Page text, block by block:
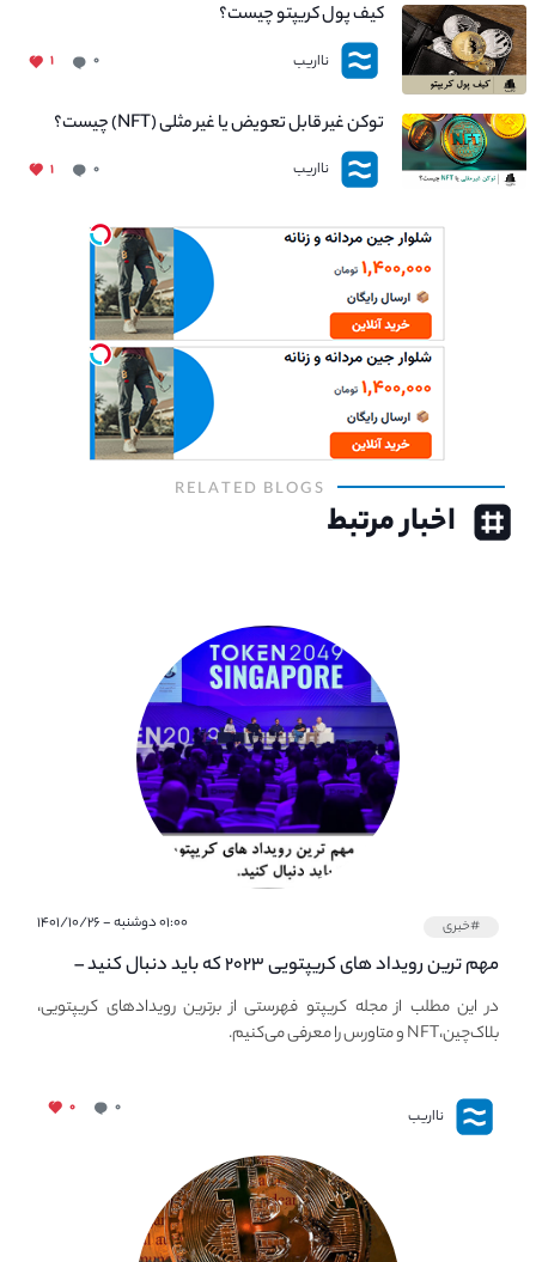
کیف پول کریپتو چیست؟
نااریب ۰ ۱
توکن غیر قابل تعویض یا غیر مثلی (NFT) چیست؟
نااریب ۰ ۱
RELATED BLOGS
اخبار مرتبط
#خبری ۰۱:۰۰ دوشنبه - ۱۴۰۱/۱۰/۲۶
مهم ترین رویداد های کریپتویی ۲۰۲۳ که باید دنبال کنید –
معرفی بهترین رویداد های جهانی
در این مطلب از مجله کریپتو فهرستی از برترین رویدادهای کریپتویی،
بلاک‌چین،NFT و متاورس را معرفی می‌کنیم.
نااریب ۰ ۰